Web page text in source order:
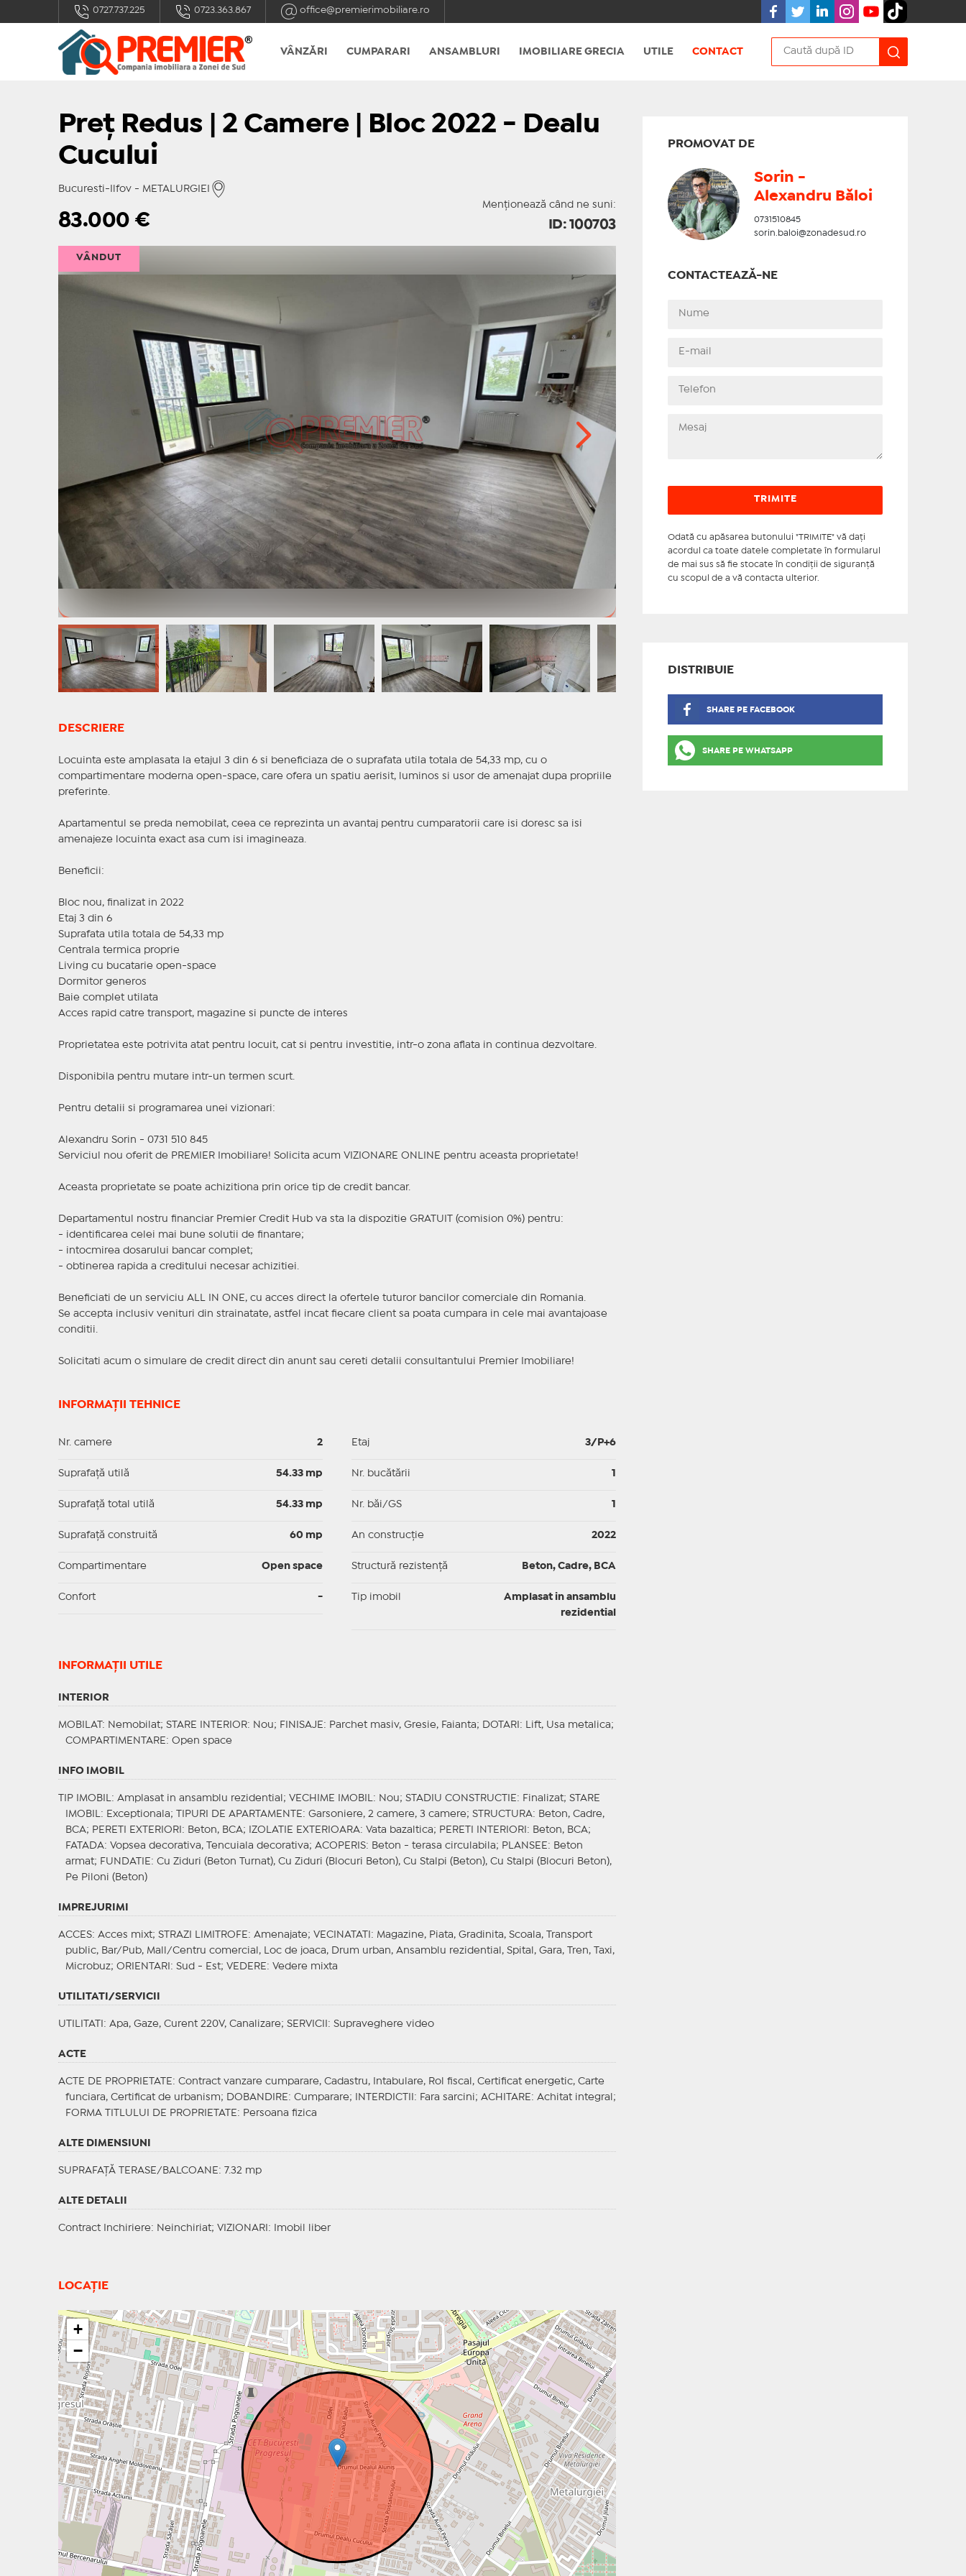
0727.737.225 0723.363.867 office@premierimobiliare.ro
VÂNZĂRI CUMPARARI ANSAMBLURI IMOBILIARE GRECIA UTILE CONTACT
Preț Redus | 2 Camere | Bloc 2022 - Dealu
Cucului
Bucuresti-Ilfov - METALURGIEI
Menționează când ne suni:
83.000€ ID: 100703
VÂNDUT
DESCRIERE
Locuinta este amplasata la etajul 3 din 6 si beneficiaza de o suprafata utila totala de 54,33 mp, cu o
compartimentare moderna open-space, care ofera un spatiu aerisit, luminos si usor de amenajat dupa propriile
preferinte.
Apartamentul se preda nemobilat, ceea ce reprezinta un avantaj pentru cumparatorii care isi doresc sa isi
amenajeze locuinta exact asa cum isi imagineaza.
Beneficii:
Bloc nou, finalizat in 2022
Etaj 3 din 6
Suprafata utila totala de 54,33 mp
Centrala termica proprie
Living cu bucatarie open-space
Dormitor generos
Baie complet utilata
Acces rapid catre transport, magazine si puncte de interes
Proprietatea este potrivita atat pentru locuit, cat si pentru investitie, intr-o zona aflata in continua dezvoltare.
Disponibila pentru mutare intr-un termen scurt.
Pentru detalii si programarea unei vizionari:
Alexandru Sorin - 0731 510 845
Serviciul nou oferit de PREMIER Imobiliare! Solicita acum VIZIONARE ONLINE pentru aceasta proprietate!
Aceasta proprietate se poate achizitiona prin orice tip de credit bancar.
Departamentul nostru financiar Premier Credit Hub va sta la dispozitie GRATUIT (comision 0%) pentru:
- identificarea celei mai bune solutii de finantare;
- intocmirea dosarului bancar complet;
- obtinerea rapida a creditului necesar achizitiei.
Beneficiati de un serviciu ALL IN ONE, cu acces direct la ofertele tuturor bancilor comerciale din Romania.
Se accepta inclusiv venituri din strainatate, astfel incat fiecare client sa poata cumpara in cele mai avantajoase
conditii.
Solicitati acum o simulare de credit direct din anunt sau cereti detalii consultantului Premier Imobiliare!
INFORMAȚII TEHNICE
Nr. camere 2
Suprafaţă utilă 54.33 mp
Suprafaţă total utilă 54.33 mp
Suprafaţă construită 60 mp
Compartimentare Open space
Confort -
Etaj 3/P+6
Nr. bucătării
Nr. băi/GS
An construcție 2022
Structură rezistență Beton, Cadre, BCA
Tip imobil
Amplasat in ansamblu
rezidential
INFORMAŢII UTILE
INTERIOR
MOBILAT : Nemobilat; STARE INTERIOR: Nou; FINISAJE : Parchet masiv, Gresie, Faianta; DOTARI : Lift, Usa metalica;
COMPARTIMENTARE : Open space
INFO IMOBIL
TIP IMOBIL : Amplasat in ansamblu rezidential; VECHIME IMOBIL : Nou; STADIU CONSTRUCTIE : Finalizat; STARE
IMOBIL
: Exceptionala; TIPURI DE APARTAMENTE : Garsoniere, 2 camere, 3 camere; STRUCTURA: Beton, Cadre,
BCA; PERETI EXTERIORI : Beton, BCA; IZOLATIE EXTERIOARA: Vata bazaltica; PERETI INTERIORI : Beton, BCA;
FATADA: Vopsea decorativa, Tencuiala decorativa; ACOPERIS: Beton - terasa circulabila; PLANSEE : Beton
armat; FUNDATIE : Cu Ziduri (Beton Turnat), Cu Ziduri (Blocuri Beton), Cu Stalpi (Beton), Cu Stalpi (Blocuri Beton),
Pe Piloni (Beton)
IMPREJURIMI
ACCES: Acces mixt; STRAZI LIMITROFE : Amenajate; VECINATATI
: Magazine, Piata, Gradinita, Scoala, Transport
public, Bar/Pub, Mall/Centru comercial, Loc de joaca, Drum urban, Ansamblu rezidential, Spital, Gara, Tren, Taxi,
Microbuz; ORIENTARI : Sud - Est; VEDERE : Vedere mixta
UTILITATI/SERVICII
UTILITATI : Apa, Gaze, Curent 220V, Canalizare; SERVICII : Supraveghere video
ACTE
ACTE DE PROPRIETATE : Contract vanzare cumparare, Cadastru, Intabulare, Rol fiscal, Certificat energetic, Carte
funciara, Certificat de urbanism;
DOBANDIRE : Cumparare; INTERDICTII : Fara sarcini; ACHITARE : Achitat integral;
FORMA TITLULUI DE PROPRIETATE : Persoana fizica
ALTE DIMENSIUNI
SUPRAFAȚĂ TERASE/BALCOANE: 7.32 mp
ALTE DETALII
Contract Inchiriere: Neinchiriat; VIZIONARI : Imobil liber
LOCAȚIE
+
−
PROMOVAT DE
Sorin -
Alexandru Băloi
0731510845
sorin.baloi@zonadesud.ro
CONTACTEAZĂ-NE
Odată cu apăsarea butonului "TRIMITE" vă daţi
acordul ca toate datele completate în formularul
de mai sus să fie stocate în condiţii de siguranţă
cu scopul de a vă contacta ulterior.
DISTRIBUIE
SHARE PE FACEBOOK
SHARE PE WHATSAPP